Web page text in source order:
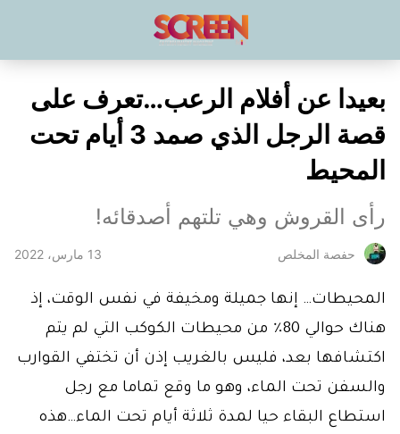
بعيدا عن أفلام الرعب…تعرف على
قصة الرجل الذي صمد 3 أيام تحت
المحيط
رأى القروش وهي تلتهم أصدقائه!
حفصة المخلص 13 مارس، 2022
المحيطات… إنها جميلة ومخيفة في نفس الوقت، إذ
هناك حوالي 80٪ من محيطات الكوكب التي لم يتم
اكتشافها بعد، فليس بالغريب إذن أن تختفي القوارب
والسفن تحت الماء، وهو ما وقع تماما مع رجل
استطاع البقاء حيا لمدة ثلاثة أيام تحت الماء…هذه